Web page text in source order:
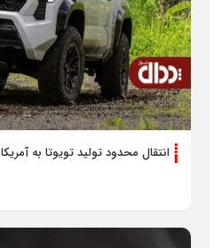
انتقال محدود تولید تویوتا به آمریکا